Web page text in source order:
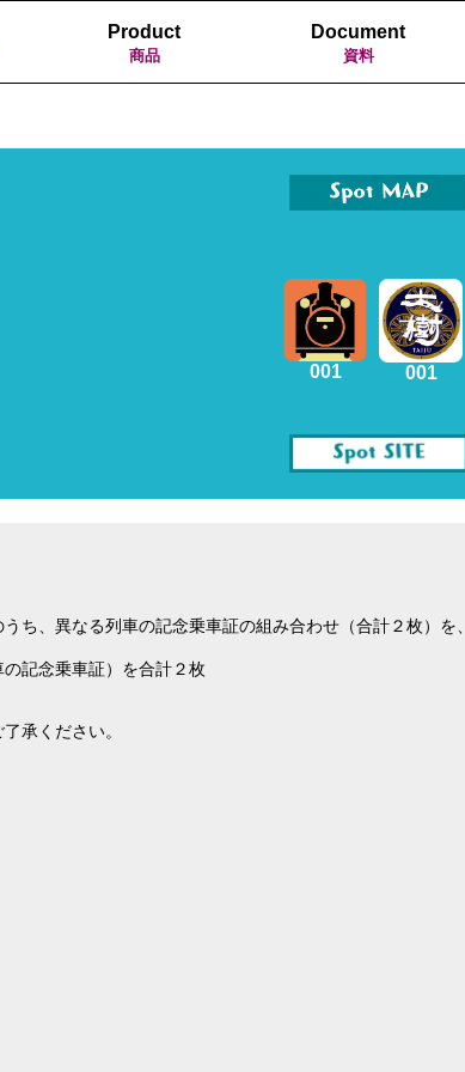
Product
商品
Document
資料
001 001
ち、異なる列車の記念乗車証の組み合わせ（合計２枚）を、
記念乗車証）を合計２枚
承ください。